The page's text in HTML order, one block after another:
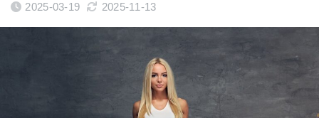
2025-03-19 2025-11-13